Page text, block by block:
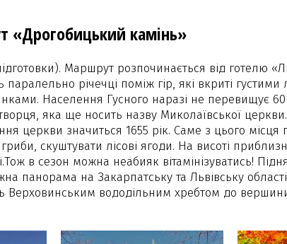
«Дрогобицький камінь»
Маршрут розпочинається від готелю
річечці поміж гір, які вкриті густими
Населення Гусного наразі не перевищує 60
яка ще носить назву Миколаївської
церкви значиться 1655 рік. Саме з цього місця
скуштувати лісові ягоди. На висоті
в сезон можна неабияк вітамінізуватись!
панорама на Закарпатську та Львівську
Верховинським вододільним хребтом до